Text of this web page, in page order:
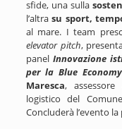
sfide, una sulla
l’altrasu sport,
al mare. I team
elevator pitch,
panel Innovazione
per la Blue
Maresca,
logistico del
Concluderà l’evento